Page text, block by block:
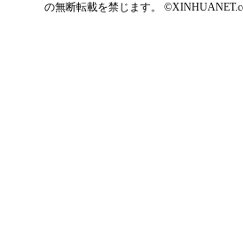
の無断転載を禁じます。